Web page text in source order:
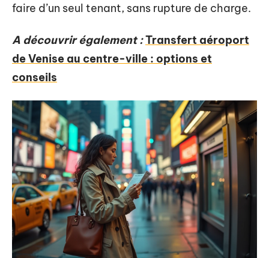
faire d’un seul tenant, sans rupture de charge.
A découvrir également :Transfert aéroport
de Venise au centre-ville : options et
conseils